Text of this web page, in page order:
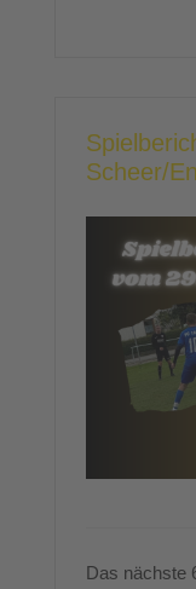
Scheer/
Das nächste